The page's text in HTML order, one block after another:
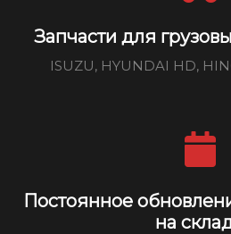
Запчасти для
ISUZU, HYUNDAI HD,
Постоянное
на